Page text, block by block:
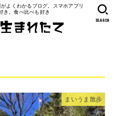
よくわかるブログ。スマホアプリ
き。食べ比べも好き
SEARCH
まいうま散歩